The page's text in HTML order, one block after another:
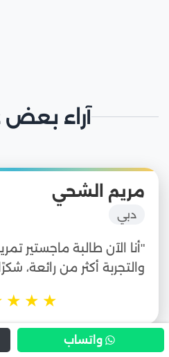
آراء بعض
مريم الشحي
دبي
"أنا الآن طالبة ماجستير
والتجربة أكثر من رائعة،
★
★
★
واتساب